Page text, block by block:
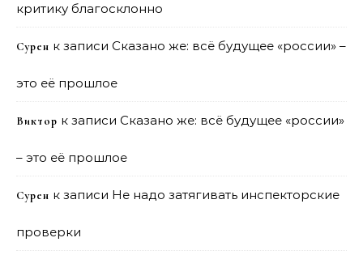
критику благосклонно
Сурен к записи Сказано же: всё будущее «россии» –
это её прошлое
Виктор к записи Сказано же: всё будущее «россии»
– это её прошлое
Сурен к записи Не надо затягивать инспекторские
проверки